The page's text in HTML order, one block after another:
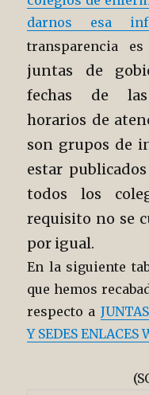
darnos esa
transparencia
juntas de
fechas de las
horarios de
son grupos de
estar
todos los
requisito no se
por igual.
En la siguiente
que hemos
respecto a
Y SEDES ENLACES